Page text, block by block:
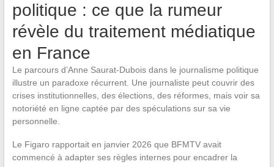
politique : ce que la rumeur
révèle du traitement médiatique
en France
Le parcours d’Anne Saurat-Dubois dans le journalisme politique
illustre un paradoxe récurrent. Une journaliste peut couvrir des
crises institutionnelles, des élections, des réformes, mais voir sa
notoriété en ligne captée par des spéculations sur sa vie
personnelle.
Le Figaro rapportait en janvier 2026 que BFMTV avait
commencé à adapter ses règles internes pour encadrer la